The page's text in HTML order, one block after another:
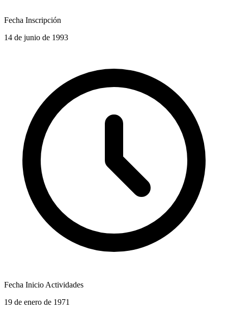
Fecha Inscripción
14 de junio de 1993
Fecha Inicio Actividades
19 de enero de 1971